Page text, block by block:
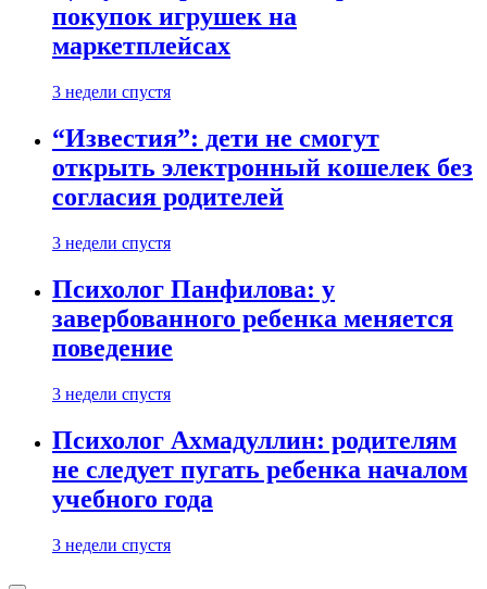
покупок игрушек на
маркетплейсах
3 недели спустя
“Известия”: дети не смогут
открыть электронный кошелек без
согласия родителей
3 недели спустя
Психолог Панфилова: у
завербованного ребенка меняется
поведение
3 недели спустя
Психолог Ахмадуллин: родителям
не следует пугать ребенка началом
учебного года
3 недели спустя